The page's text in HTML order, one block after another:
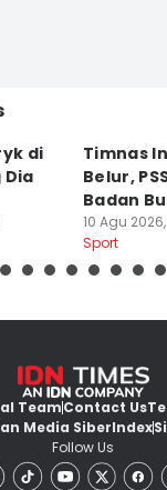
di
Dia
Timnas
Belur,
Badan
10 Agu
Sport
TeamContact Us
Media SiberIndex
Follow Us